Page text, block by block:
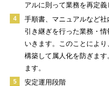
アルに則って業務を再定義
手順書、マニュアルなど
引き継ぎを行った業務・
いきます。このことによ
構築して属人化を防ぎま
ます。
安定運用段階